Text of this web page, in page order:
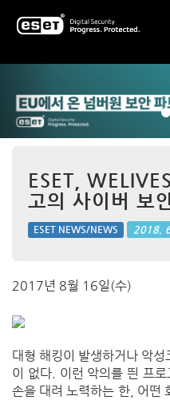
ESET,
고의 사이버 보
ESET NEWS/NEWS 2018.
2017년 8월 16일(수)
대형 해킹이 발생하거나 악
이 없다. 이런 악의를 띈 프
손을 대려 노력하는 한, 어떤